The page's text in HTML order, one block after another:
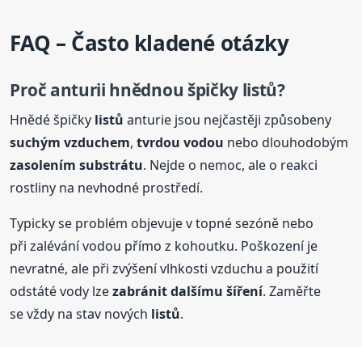
FAQ – Často kladené otázky
Proč anturii hnědnou špičky listů?
Hnědé špičky listů anturie jsou nejčastěji způsobeny
suchým vzduchem,tvrdou vodou nebo dlouhodobým
zasolením substrátu. Nejde o nemoc, ale o reakci
rostliny na nevhodné prostředí.
Typicky se problém objevuje v topné sezóně nebo
při zalévání vodou přímo z kohoutku. Poškození je
nevratné, ale při zvýšení vlhkosti vzduchu a použití
odstáté vody lzezabránit dalšímu šíření. Zaměřte
se vždy na stav nových listů.